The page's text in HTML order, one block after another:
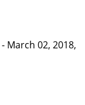
March 02, 2018,